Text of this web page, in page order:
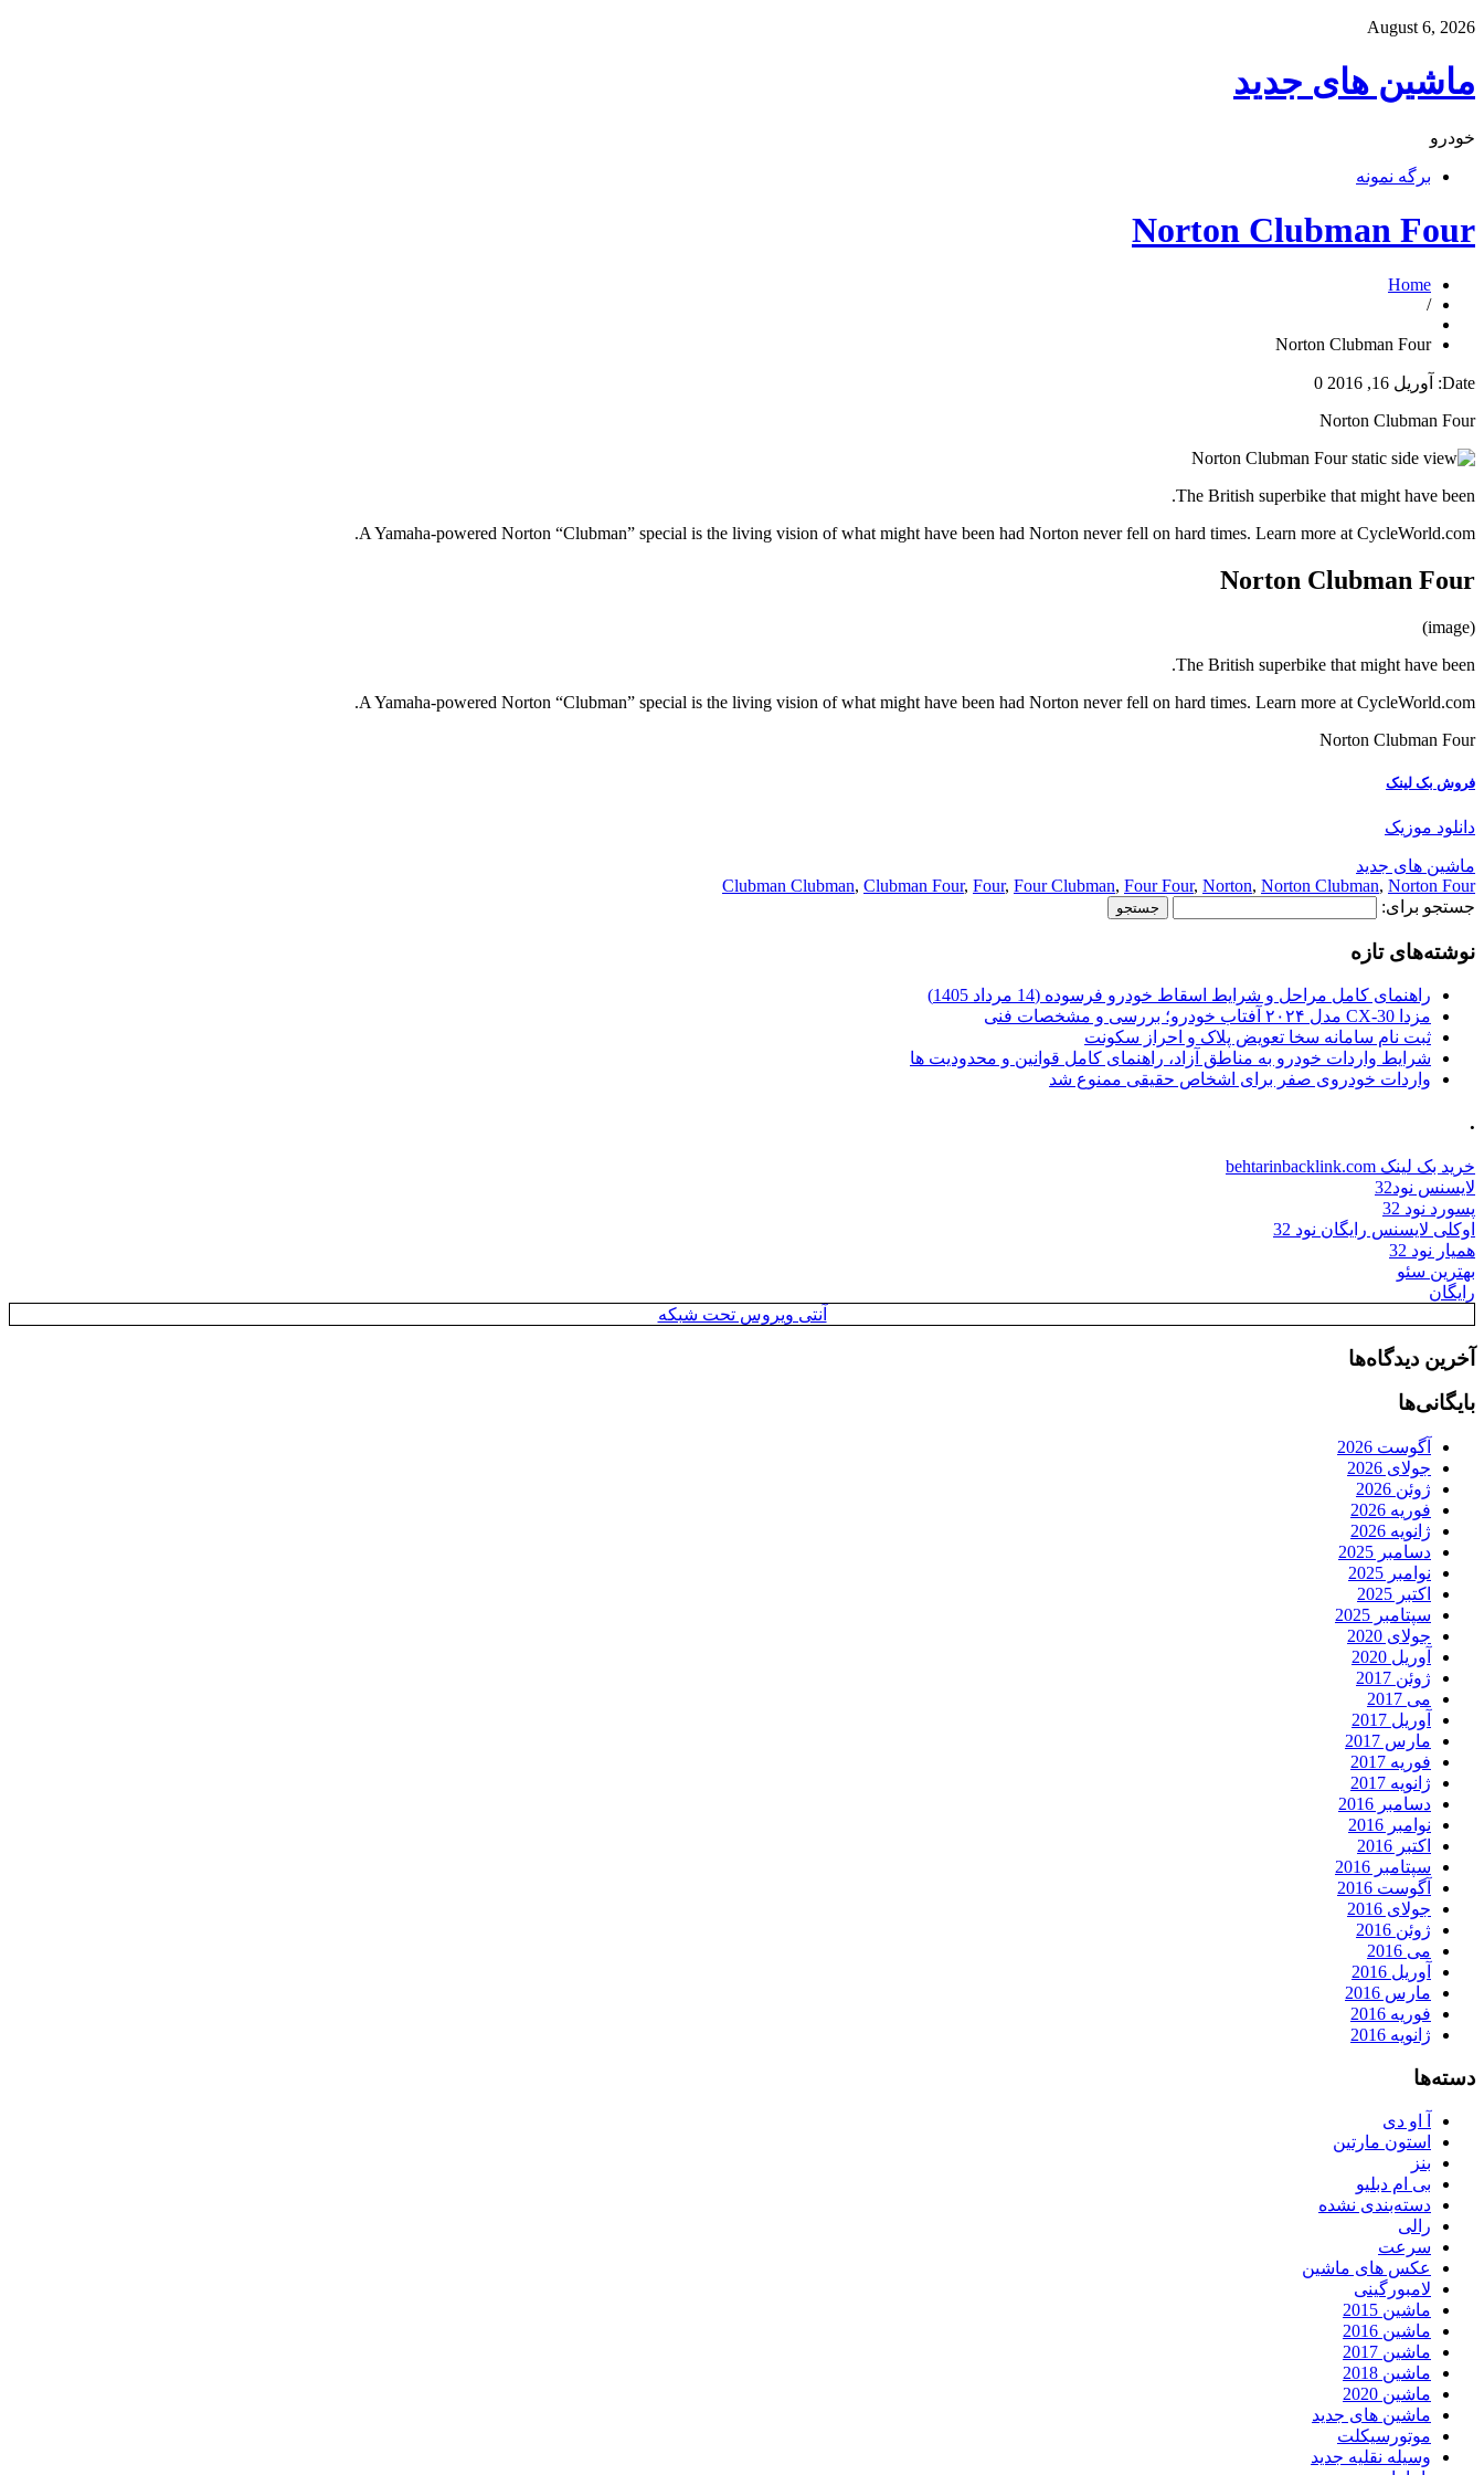
August 6, 2026
ماشین های جدید
خودرو
برگه نمونه
Norton Clubman Four
Home
/
Norton Clubman Four
Date: آوریل 16, 2016
0
Norton Clubman Four
The British superbike that might have been.
A Yamaha-powered Norton “Clubman” special is the living vision of what might have been had Norton never fell on hard times. Learn more at CycleWorld.com.
Norton Clubman Four
(image)
The British superbike that might have been.
A Yamaha-powered Norton “Clubman” special is the living vision of what might have been had Norton never fell on hard times. Learn more at CycleWorld.com.
Norton Clubman Four
فروش بک لینک
دانلود موزیک
ماشین های جدید
Clubman Clubman, Clubman Four, Four, Four Clubman, Four Four, Norton, Norton Clubman, Norton Four
جستجو برای:
نوشته‌های تازه
راهنمای کامل مراحل و شرایط اسقاط خودرو فرسوده (14 مرداد 1405)
مزدا CX-30 مدل ۲۰۲۴ آفتاب خودرو؛ بررسی و مشخصات فنی
ثبت نام سامانه سخا تعویض پلاک و احراز سکونت
شرایط واردات خودرو به مناطق آزاد، راهنمای کامل قوانین و محدودیت ها
واردات خودروی صفر برای اشخاص حقیقی ممنوع شد
.
خرید بک لینک behtarinbacklink.com
لایسنس نود32
پسورد نود 32
اوکلی لایسنس رایگان نود 32
همیار نود 32
بهترین سئو
رایگان
آنتی ویروس تحت شبکه
آخرین دیدگاه‌ها
بایگانی‌ها
آگوست 2026
جولای 2026
ژوئن 2026
فوریه 2026
ژانویه 2026
دسامبر 2025
نوامبر 2025
اکتبر 2025
سپتامبر 2025
جولای 2020
آوریل 2020
ژوئن 2017
می 2017
آوریل 2017
مارس 2017
فوریه 2017
ژانویه 2017
دسامبر 2016
نوامبر 2016
اکتبر 2016
سپتامبر 2016
آگوست 2016
جولای 2016
ژوئن 2016
می 2016
آوریل 2016
مارس 2016
فوریه 2016
ژانویه 2016
دسته‌ها
آ او دی
استون مارتین
بنز
بی ام دبلیو
دسته‌بندی نشده
رالی
سرعت
عکس های ماشین
لامبورگینی
ماشین 2015
ماشین 2016
ماشین 2017
ماشین 2018
ماشین 2020
ماشین های جدید
موتورسیکلت
وسیله نقلیه جدید